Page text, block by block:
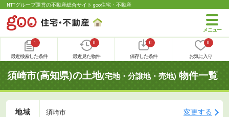
NTTグループ運営の不動産総合サイト goo住宅・不動産
1
最近検索した条件
0
最近見た物件
0
保存した条件
0
お気に入り
須崎市(高知県)の土地(宅地・分譲地・売地) 物件一覧
地域 須崎市 変更する